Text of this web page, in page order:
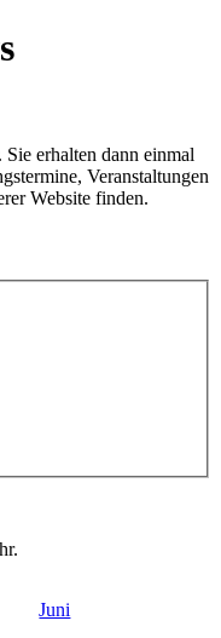
erhalten dann einmal
Veranstaltungen
Website finden.
Juni